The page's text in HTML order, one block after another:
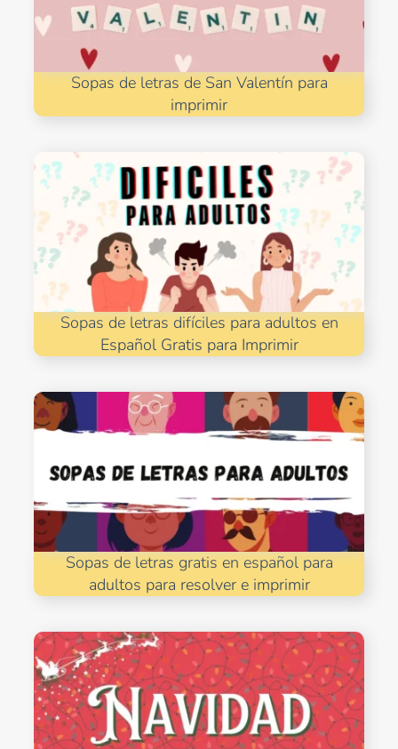
Sopas de letras de San Valentín para
imprimir
Sopas de letras difíciles para adultos en
Español Gratis para Imprimir
Sopas de letras gratis en español para
adultos para resolver e imprimir